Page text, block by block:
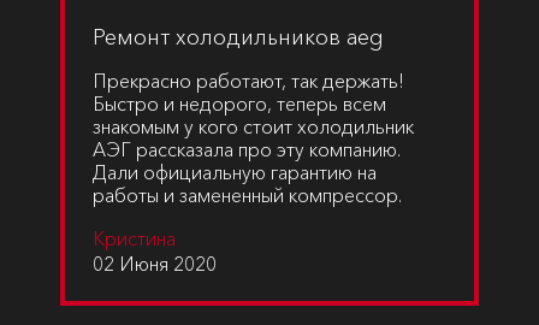
Ремонт холодильников aeg
Прекрасно работают, так держать!
Быстро и недорого, теперь всем
знакомым у кого стоит холодильник
АЭГ рассказала про эту компанию.
Дали официальную гарантию на
работы и замененный компрессор.
Кристина
02 Июня 2020